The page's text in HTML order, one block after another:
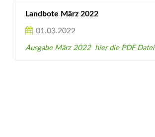
Landbote März 2022
01.03.2022
Ausgabe März 2022 hier die PDF Datei